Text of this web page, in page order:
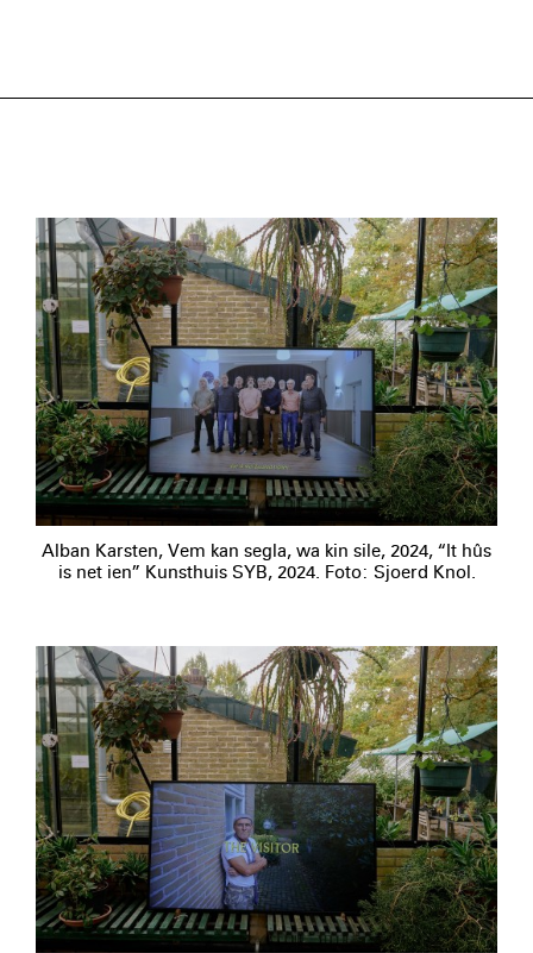
Alban Karsten, Vem kan segla, wa kin sile, 2024, “It hûs
is net ien” Kunsthuis SYB, 2024. Foto: Sjoerd Knol.